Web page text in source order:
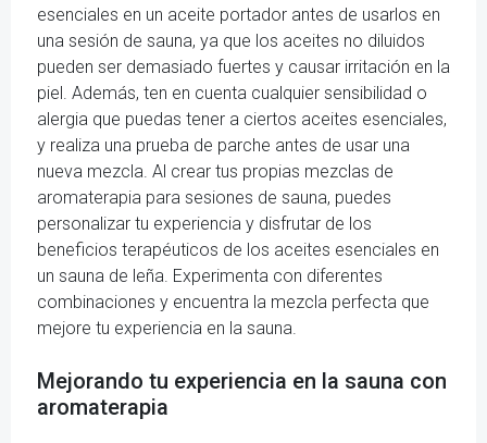
esenciales en un aceite portador antes de usarlos en
una sesión de sauna, ya que los aceites no diluidos
pueden ser demasiado fuertes y causar irritación en la
piel. Además, ten en cuenta cualquier sensibilidad o
alergia que puedas tener a ciertos aceites esenciales,
y realiza una prueba de parche antes de usar una
nueva mezcla. Al crear tus propias mezclas de
aromaterapia para sesiones de sauna, puedes
personalizar tu experiencia y disfrutar de los
beneficios terapéuticos de los aceites esenciales en
un sauna de leña. Experimenta con diferentes
combinaciones y encuentra la mezcla perfecta que
mejore tu experiencia en la sauna.
Mejorando tu experiencia en la sauna con
aromaterapia